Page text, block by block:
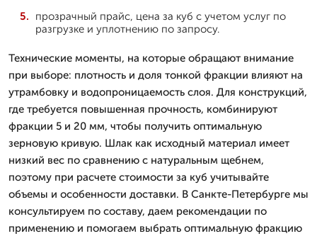
прозрачный прайс, цена за куб с учетом услуг по
разгрузке и уплотнению по запросу.
Технические моменты, на которые обращают внимание
при выборе: плотность и доля тонкой фракции влияют на
утрамбовку и водопроницаемость слоя. Для конструкций,
где требуется повышенная прочность, комбинируют
фракции 5 и 20 мм, чтобы получить оптимальную
зерновую кривую. Шлак как исходный материал имеет
низкий вес по сравнению с натуральным щебнем,
поэтому при расчете стоимости за куб учитывайте
объемы и особенности доставки. В Санкте-Петербурге мы
консультируем по составу, даем рекомендации по
применению и помогаем выбрать оптимальную фракцию